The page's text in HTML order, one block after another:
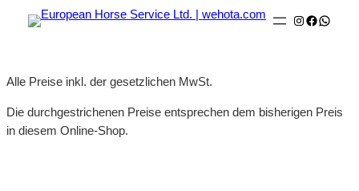
Instagram
Alle Preise inkl. der gesetzlichen MwSt.
Die durchgestrichenen Preise entsprechen dem bisherigen Preis
in diesem Online-Shop.